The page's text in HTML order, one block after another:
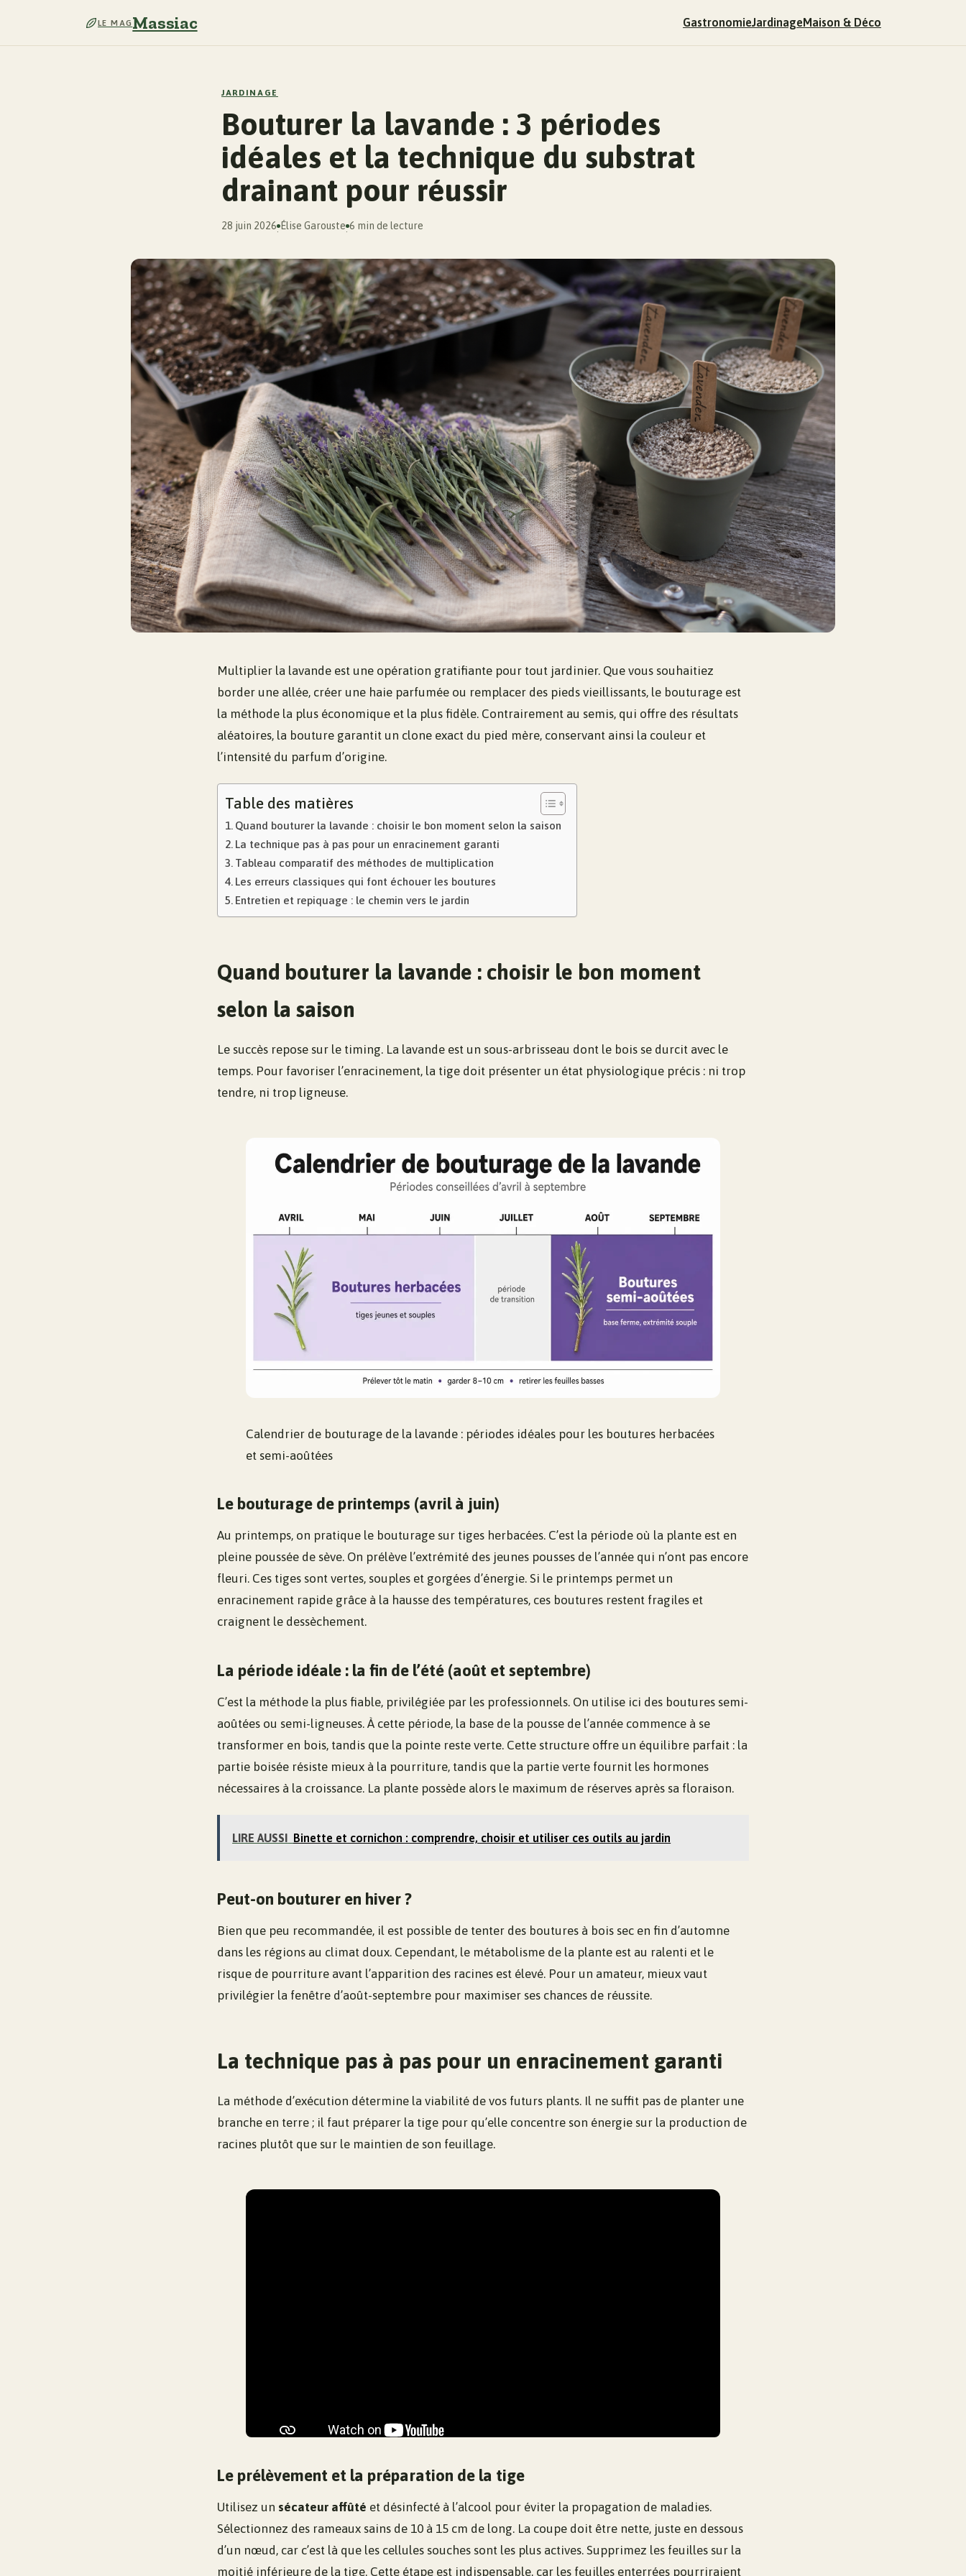
LE MAGMassiac GastronomieJardinageMaison & Déco
JARDINAGE
Bouturer la lavande : 3 périodes
idéales et la technique du substrat
drainant pour réussir
28 juin 2026
·
Élise Garouste
·
6 min de lecture
Multiplier la lavande est une opération gratifiante pour tout jardinier. Que vous souhaitiez
border une allée, créer une haie parfumée ou remplacer des pieds vieillissants, le bouturage est
la méthode la plus économique et la plus fidèle. Contrairement au semis, qui offre des résultats
aléatoires, la bouture garantit un clone exact du pied mère, conservant ainsi la couleur et
l’intensité du parfum d’origine.
Table des matières
Quand bouturer la lavande : choisir le bon moment selon la saison
La technique pas à pas pour un enracinement garanti
Tableau comparatif des méthodes de multiplication
Les erreurs classiques qui font échouer les boutures
Entretien et repiquage : le chemin vers le jardin
Quand bouturer la lavande : choisir le bon moment
selon la saison
Le succès repose sur le timing. La lavande est un sous-arbrisseau dont le bois se durcit avec le
temps. Pour favoriser l’enracinement, la tige doit présenter un état physiologique précis : ni trop
tendre, ni trop ligneuse.
Calendrier de bouturage de la lavande : périodes idéales pour les boutures herbacées
et semi-aoûtées
Le bouturage de printemps (avril à juin)
Au printemps, on pratique le bouturage sur tiges herbacées. C’est la période où la plante est en
pleine poussée de sève. On prélève l’extrémité des jeunes pousses de l’année qui n’ont pas encore
fleuri. Ces tiges sont vertes, souples et gorgées d’énergie. Si le printemps permet un
enracinement rapide grâce à la hausse des températures, ces boutures restent fragiles et
craignent le dessèchement.
La période idéale : la fin de l’été (août et septembre)
C’est la méthode la plus fiable, privilégiée par les professionnels. On utilise ici des boutures semi-
aoûtées ou semi-ligneuses. À cette période, la base de la pousse de l’année commence à se
transformer en bois, tandis que la pointe reste verte. Cette structure offre un équilibre parfait : la
partie boisée résiste mieux à la pourriture, tandis que la partie verte fournit les hormones
nécessaires à la croissance. La plante possède alors le maximum de réserves après sa floraison.
LIRE AUSSI Binette et cornichon : comprendre, choisir et utiliser ces outils au jardin
Peut-on bouturer en hiver ?
Bien que peu recommandée, il est possible de tenter des boutures à bois sec en fin d’automne
dans les régions au climat doux. Cependant, le métabolisme de la plante est au ralenti et le
risque de pourriture avant l’apparition des racines est élevé. Pour un amateur, mieux vaut
privilégier la fenêtre d’août-septembre pour maximiser ses chances de réussite.
La technique pas à pas pour un enracinement garanti
La méthode d’exécution détermine la viabilité de vos futurs plants. Il ne suffit pas de planter une
branche en terre ; il faut préparer la tige pour qu’elle concentre son énergie sur la production de
racines plutôt que sur le maintien de son feuillage.
Le prélèvement et la préparation de la tige
Utilisez un sécateur affûté et désinfecté à l’alcool pour éviter la propagation de maladies.
Sélectionnez des rameaux sains de 10 à 15 cm de long. La coupe doit être nette, juste en dessous
d’un nœud, car c’est là que les cellules souches sont les plus actives. Supprimez les feuilles sur la
moitié inférieure de la tige. Cette étape est indispensable, car les feuilles enterrées pourriraient